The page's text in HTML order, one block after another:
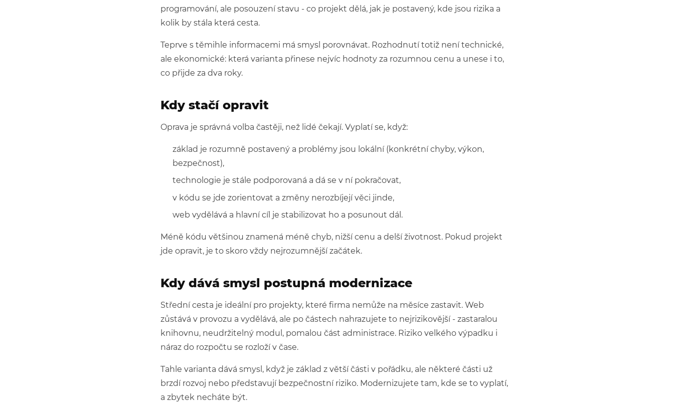
programování, ale posouzení stavu - co projekt dělá, jak je postavený, kde jsou rizika a
kolik by stála která cesta.
Teprve s těmihle informacemi má smysl porovnávat. Rozhodnutí totiž není technické,
ale ekonomické: která varianta přinese nejvíc hodnoty za rozumnou cenu a unese i to,
co přijde za dva roky.
Kdy stačí opravit
Oprava je správná volba častěji, než lidé čekají. Vyplatí se, když:
základ je rozumně postavený a problémy jsou lokální (konkrétní chyby, výkon,
bezpečnost),
technologie je stále podporovaná a dá se v ní pokračovat,
v kódu se jde zorientovat a změny nerozbíjejí věci jinde,
web vydělává a hlavní cíl je stabilizovat ho a posunout dál.
Méně kódu většinou znamená méně chyb, nižší cenu a delší životnost. Pokud projekt
jde opravit, je to skoro vždy nejrozumnější začátek.
Kdy dává smysl postupná modernizace
Střední cesta je ideální pro projekty, které firma nemůže na měsíce zastavit. Web
zůstává v provozu a vydělává, ale po částech nahrazujete to nejrizikovější - zastaralou
knihovnu, neudržitelný modul, pomalou část administrace. Riziko velkého výpadku i
náraz do rozpočtu se rozloží v čase.
Tahle varianta dává smysl, když je základ z větší části v pořádku, ale některé části už
brzdí rozvoj nebo představují bezpečnostní riziko. Modernizujete tam, kde se to vyplatí,
a zbytek necháte být.